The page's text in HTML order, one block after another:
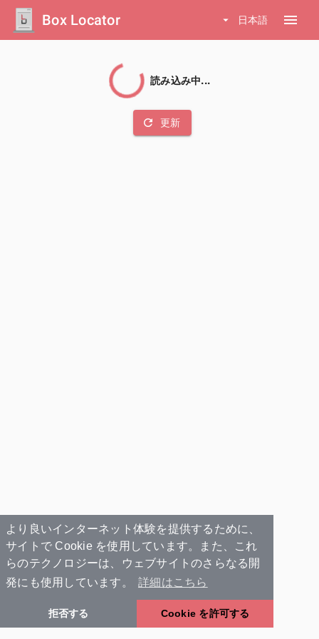
より良いインターネット体験を提供するために、
サイトで Cookie を使用しています。また、これ
らのテクノロジーは、ウェブサイトのさらなる開
発にも使用しています。
詳細はこちら
拒否する Cookie を許可する
Box Locator arrow_drop_down 日本語 menu
読み込み中...
refresh 更新